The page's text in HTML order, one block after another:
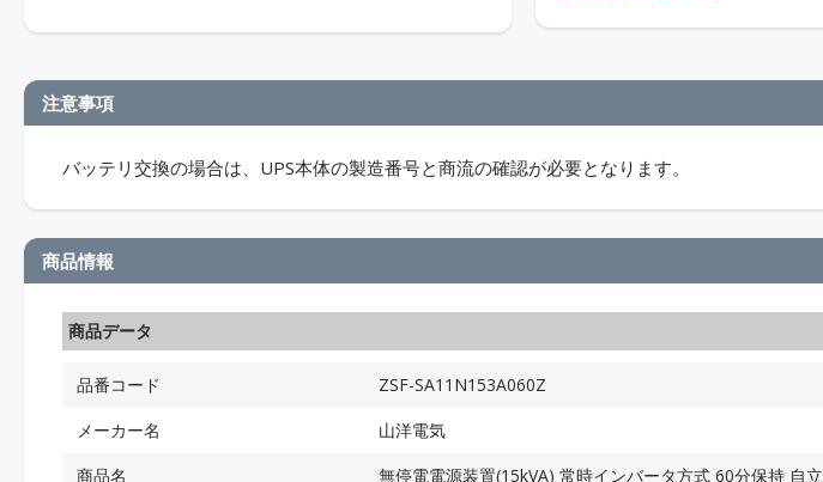
注意事項
バッテリ交換の場合は、UPS本体の製造番号と商流の確認が必要となります。
商品情報
商品データ
品番コード
ZSF-SA11N153A060Z
メーカー名
山洋電気
商品名
無停電電源装置(15kVA) 常時インバータ方式 60分保持 自立